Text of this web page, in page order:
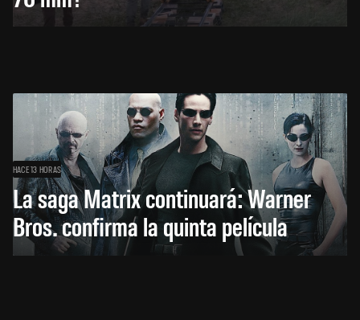
HACE 13 HORAS
La saga Matrix continuará: Warner
Bros. confirma la quinta película